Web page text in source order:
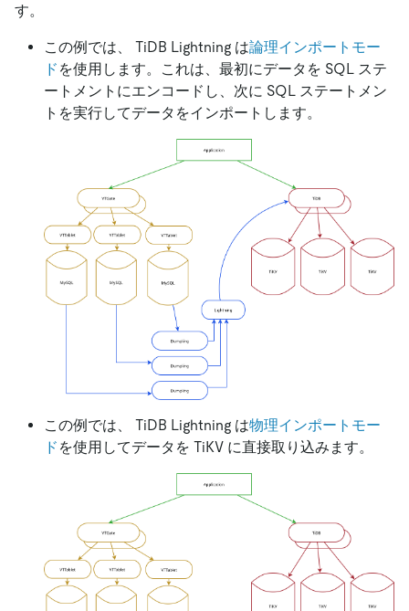
す。
この例では、 TiDB Lightning は論理インポートモー
ド を使用します。これは、最初にデータを SQL ステ
ートメントにエンコードし、次に SQL ステートメン
トを実行してデータをインポートします。
この例では、 TiDB Lightning は物理インポートモー
ド を使用してデータを TiKV に直接取り込みます。